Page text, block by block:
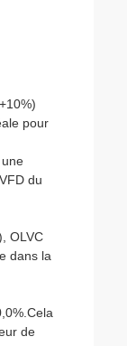
pour
du
OLVC
dans la
de